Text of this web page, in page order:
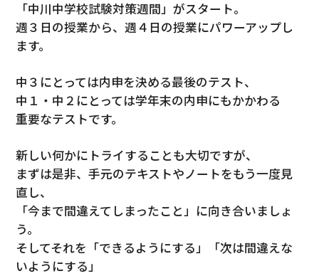
「中川中学校試験対策週間」がスタート。
週３日の授業から、週４日の授業にパワーアップし
ます。
中３にとっては内申を決める最後のテスト、
中１・中２にとっては学年末の内申にもかかわる
重要なテストです。
新しい何かにトライすることも大切ですが、
まずは是非、手元のテキストやノートをもう一度見
直し、
「今まで間違えてしまったこと」に向き合いましょ
う。
そしてそれを「できるようにする」「次は間違えな
いようにする」